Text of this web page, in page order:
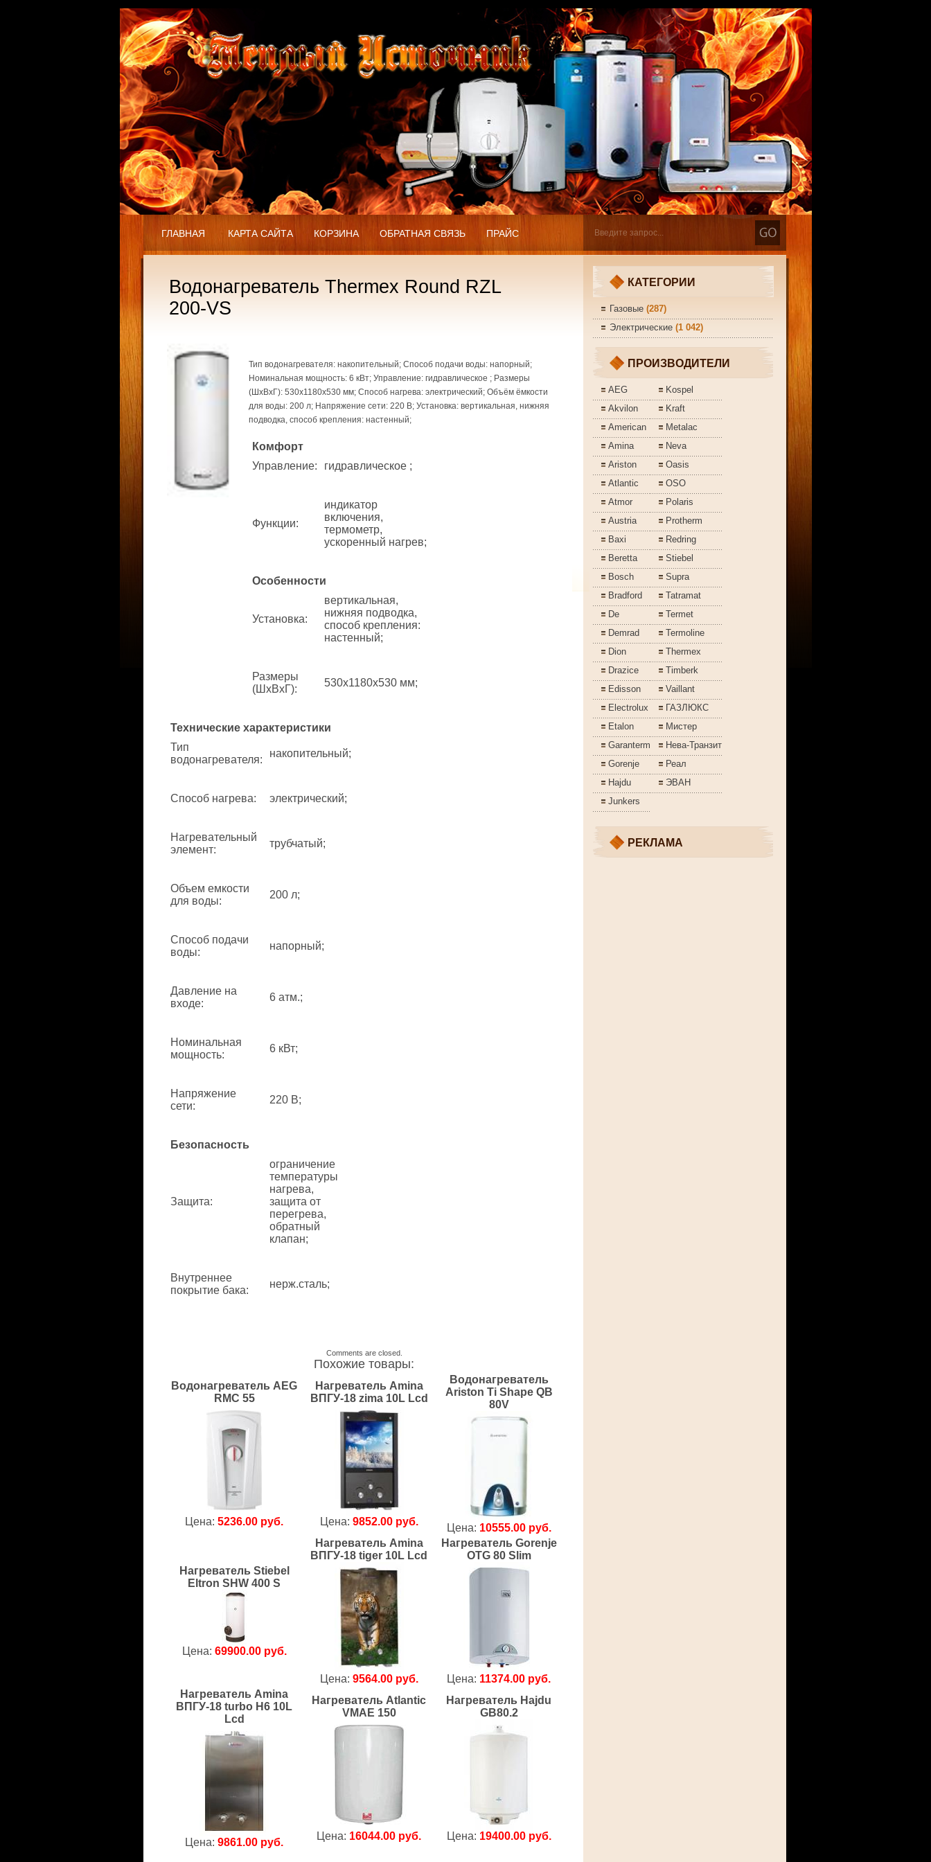
ГЛАВНАЯ КАРТА САЙТА КОРЗИНА ОБРАТНАЯ СВЯЗЬ ПРАЙС
Водонагреватель Thermex Round RZL
200-VS
Тип водонагревателя: накопительный; Способ подачи воды: напорный;
Номинальная мощность: 6 кВт; Управление: гидравлическое ; Размеры
(ШхВхГ): 530x1180x530 мм; Способ нагрева: электрический; Объём ёмкости
для воды: 200 л; Напряжение сети: 220 В; Установка: вертикальная, нижняя
подводка, способ крепления: настенный;
Комфорт
Управление: гидравлическое ;
Функции:
индикатор
включения,
термометр,
ускоренный нагрев;
Особенности
Установка:
вертикальная,
нижняя подводка,
способ крепления:
настенный;
Размеры
(ШхВхГ):
530x1180x530 мм;
Технические характеристики
Тип
водонагревателя:
накопительный;
Способ нагрева: электрический;
Нагревательный
элемент:
трубчатый;
Объем емкости
для воды:
200 л;
Способ подачи
воды:
напорный;
Давление на
входе:
6 атм.;
Номинальная
мощность:
6 кВт;
Напряжение
сети:
220 В;
Безопасность
Защита:
ограничение
температуры
нагрева,
защита от
перегрева,
обратный
клапан;
Внутреннее
покрытие бака:
нерж.сталь;
Comments are closed.
Похожие товары:
Водонагреватель AEG
RMC 55
Цена: 5236.00 руб.
Нагреватель Amina
ВПГУ-18 zima 10L Lcd
Цена: 9852.00 руб.
Водонагреватель
Ariston Ti Shape QB
80V
Цена: 10555.00 руб.
Нагреватель Stiebel
Eltron SHW 400 S
Цена: 69900.00 руб.
Нагреватель Amina
ВПГУ-18 tiger 10L Lcd
Цена: 9564.00 руб.
Нагреватель Gorenje
OTG 80 Slim
Цена: 11374.00 руб.
Нагреватель Amina
ВПГУ-18 turbo H6 10L
Lcd
Цена: 9861.00 руб.
Нагреватель Atlantic
VMAE 150
Цена: 16044.00 руб.
Нагреватель Hajdu
GB80.2
Цена: 19400.00 руб.
КАТЕГОРИИ
Газовые(287)
Электрические(1 042)
ПРОИЗВОДИТЕЛИ
AEG
Akvilon
American
Amina
Ariston
Atlantic
Atmor
Austria
Baxi
Beretta
Bosch
Bradford
De
Demrad
Dion
Drazice
Edisson
Electrolux
Etalon
Garanterm
Gorenje
Hajdu
Junkers
Kospel
Kraft
Metalac
Neva
Oasis
OSO
Polaris
Protherm
Redring
Stiebel
Supra
Tatramat
Termet
Termoline
Thermex
Timberk
Vaillant
ГАЗЛЮКС
Мистер
Нева-Транзит
Реал
ЭВАН
РЕКЛАМА